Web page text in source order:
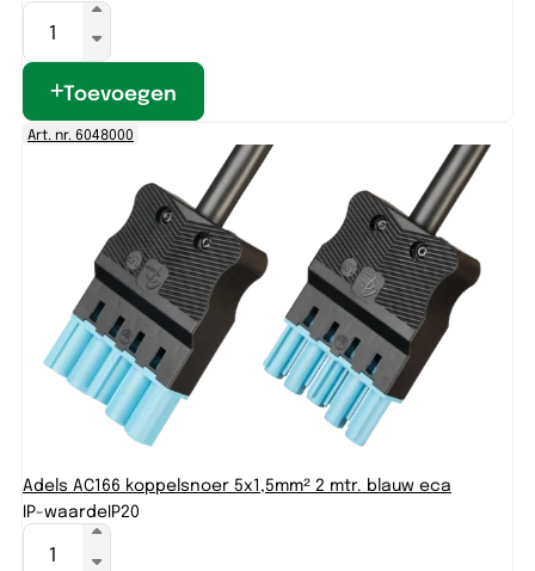
Toevoegen
Art. nr. 6048000
Adels AC166 koppelsnoer 5x1,5mm² 2 mtr. blauw eca
IP-waardeIP20